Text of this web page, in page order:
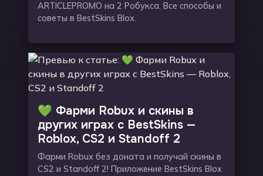
ARTICLEPROMO на 2 Робукса. Все способы и
советы в BestSkins Blox.
💚 Фарми Robux и скины в
других играх с BestSkins —
Roblox, CS2 и Standoff 2
Фарми Robux без доната и получай скины в
CS2 и Standoff 2! Приложение BestSkins Blox